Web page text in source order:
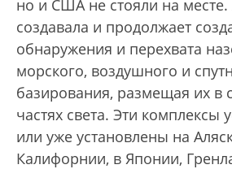
но и США не стояли на
создавала и продолжает
обнаружения и перехвата
морского, воздушного и
базирования, размещая их в
частях света. Эти комплексы
или уже установлены на
Калифорнии, в Японии,